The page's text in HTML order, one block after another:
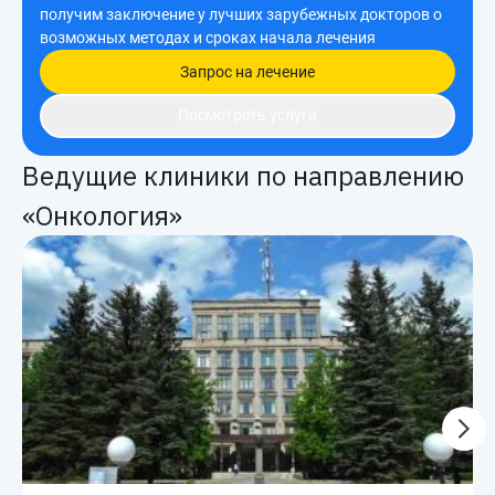
получим заключение у лучших зарубежных докторов о
возможных методах и сроках начала лечения
Запрос на лечение
Ведущие клиники по направлению
«Онкология»